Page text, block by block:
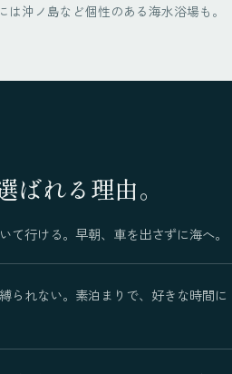
沖ノ島など個性のある海水浴場も。
ばれる理由。
て行ける。早朝、車を出さずに海へ。
られない。素泊まりで、好きな時間に